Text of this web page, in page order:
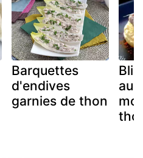
Barquettes
d'endives
garnies de thon
au